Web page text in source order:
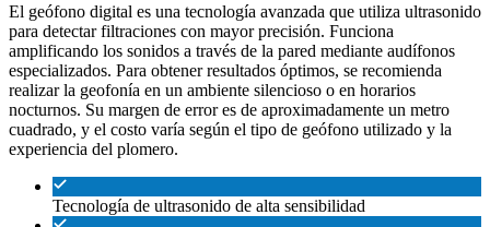
El geófono digital es una tecnología avanzada que utiliza ultrasonido
para detectar filtraciones con mayor precisión. Funciona
amplificando los sonidos a través de la pared mediante audífonos
especializados. Para obtener resultados óptimos, se recomienda
realizar la geofonía en un ambiente silencioso o en horarios
nocturnos. Su margen de error es de aproximadamente un metro
cuadrado, y el costo varía según el tipo de geófono utilizado y la
experiencia del plomero.
Tecnología de ultrasonido de alta sensibilidad